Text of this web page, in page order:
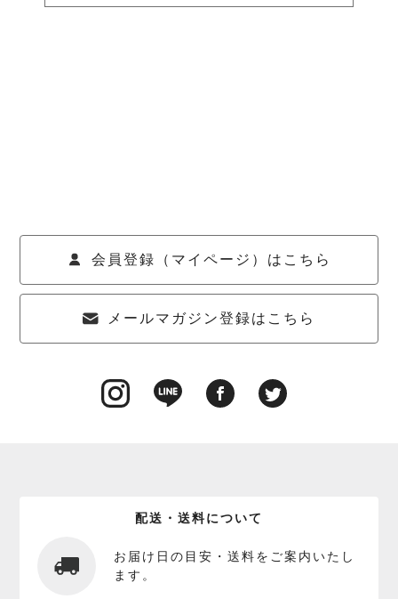
会員登録（マイページ）はこちら
メールマガジン登録はこちら
配送・送料について
お届け日の目安・送料をご案内いたし
ます。